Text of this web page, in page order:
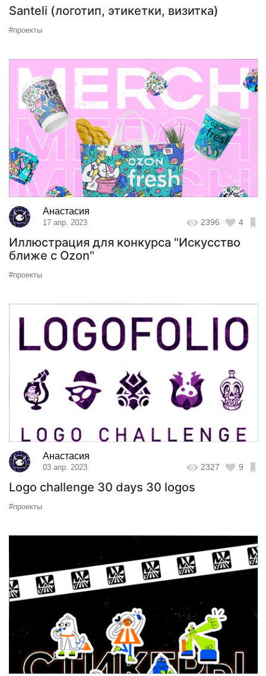
Santeli (логотип, этикетки, визитка)
#проекты
Анастасия
17 апр. 2023 2396 4
Иллюстрация для конкурса "Искусство
ближе с Ozon"
#проекты
Анастасия
03 апр. 2023 2327 9
Logo challenge 30 days 30 logos
#проекты